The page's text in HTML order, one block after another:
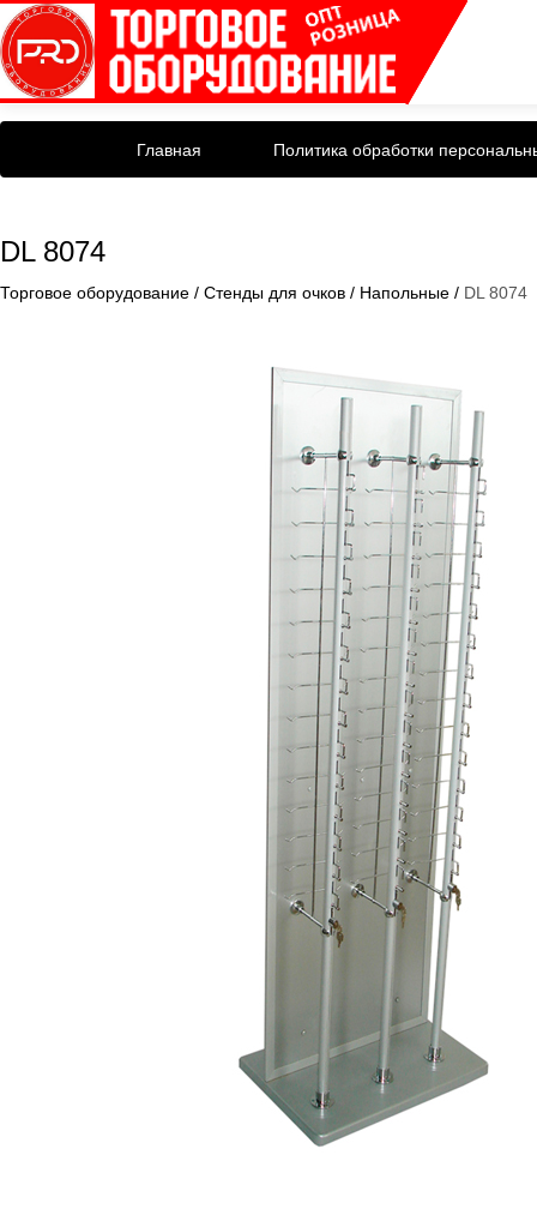
Главная Политика обработки
DL 8074
Торговое оборудование / Стенды для очков / Напольные / DL 8074